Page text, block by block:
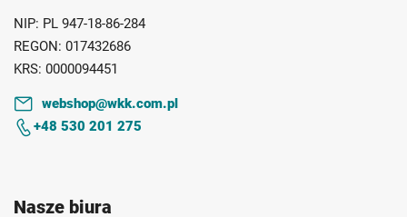
NIP: PL 947-18-86-284
REGON: 017432686
KRS: 0000094451
webshop@wkk.com.pl
+48 530 201 275
Nasze biura